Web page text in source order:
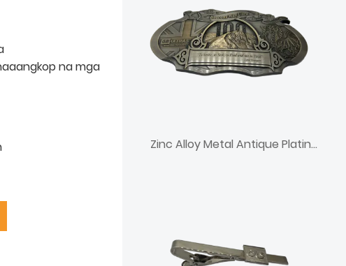
na mga
Zinc Alloy Metal Antique Plating Cowboy Belt Buckle